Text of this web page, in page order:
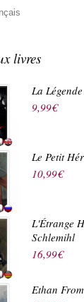
livres
La
9,99€
Le Petit
10,99€
L'Étrange
Schlemihl
16,99€
Ethan